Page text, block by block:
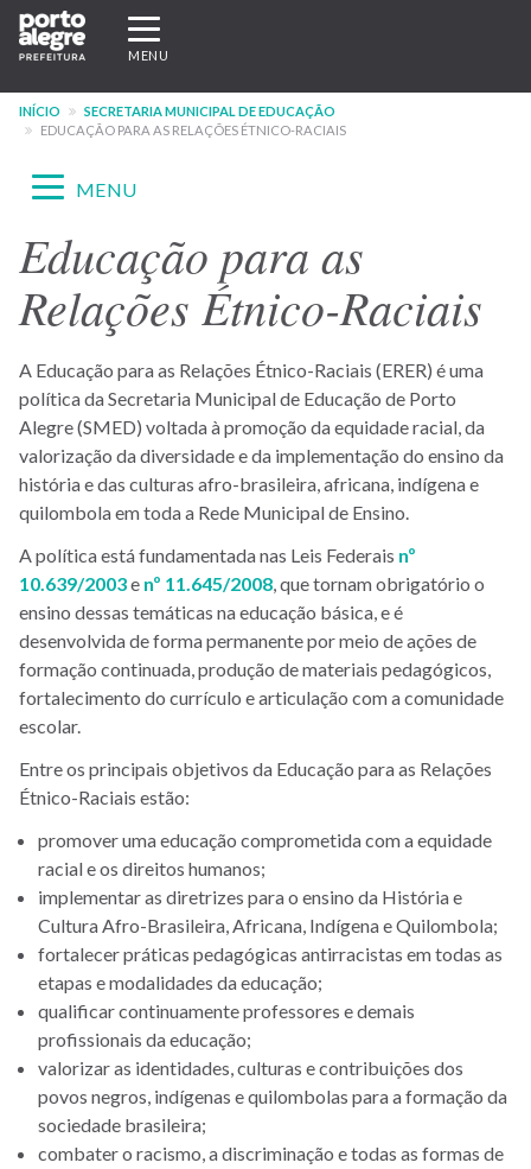
Pular
para
conteúdo
principal
Expandir/recolher
navegação
MENU
INÍCIO
SECRETARIA MUNICIPAL DE EDUCAÇÃO
EDUCAÇÃO PARA AS RELAÇÕES ÉTNICO-RACIAIS
Menu
-
site
SMED
Expandir/recolher
MENU
Educação para as
Relações Étnico-Raciais
A Educação para as Relações Étnico-Raciais (ERER) é uma
política da Secretaria Municipal de Educação de Porto
Alegre (SMED) voltada à promoção da equidade racial, da
valorização da diversidade e da implementação do ensino da
história e das culturas afro-brasileira, africana, indígena e
quilombola em toda a Rede Municipal de Ensino.
A política está fundamentada nas Leis Federais nº
10.639/2003e nº 11.645/2008, que tornam obrigatório o
ensino dessas temáticas na educação básica, e é
desenvolvida de forma permanente por meio de ações de
formação continuada, produção de materiais pedagógicos,
fortalecimento do currículo e articulação com a comunidade
escolar.
Entre os principais objetivos da Educação para as Relações
Étnico-Raciais estão:
promover uma educação comprometida com a equidade
racial e os direitos humanos;
implementar as diretrizes para o ensino da História e
Cultura Afro-Brasileira, Africana, Indígena e Quilombola;
fortalecer práticas pedagógicas antirracistas em todas as
etapas e modalidades da educação;
qualificar continuamente professores e demais
profissionais da educação;
valorizar as identidades, culturas e contribuições dos
povos negros, indígenas e quilombolas para a formação da
sociedade brasileira;
combater o racismo, a discriminação e todas as formas de